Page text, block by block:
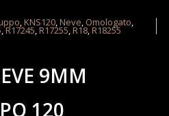
,KNS120,Neve, Omologato,
,R17245,R17255,R18,R18255
9MM
120